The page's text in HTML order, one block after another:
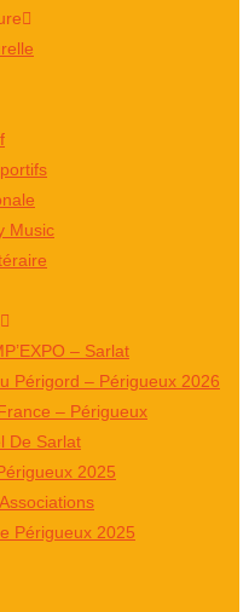
Music
– Sarlat
Périgord – Périgueux 2026
– Périgueux
De Sarlat
2025
Périgueux 2025